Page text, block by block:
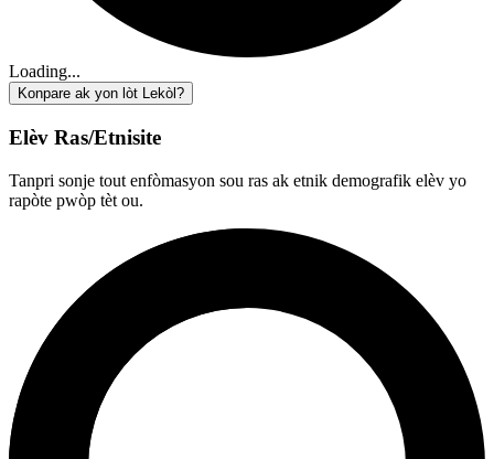
Loading...
Konpare ak yon lòt Lekòl?
Elèv Ras/Etnisite
Tanpri sonje tout enfòmasyon sou ras ak etnik demografik elèv yo
rapòte pwòp tèt ou.